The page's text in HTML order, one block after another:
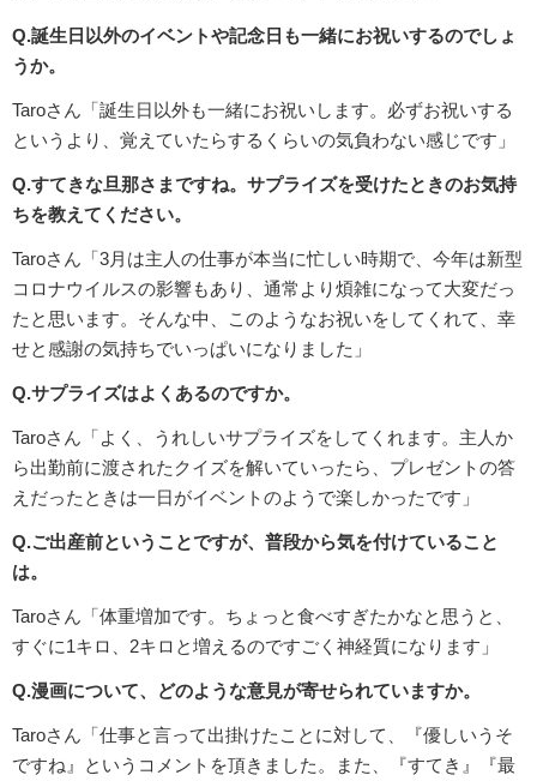
Q.誕生日以外のイベントや記念日も一緒にお祝いするのでしょ
うか。
Taroさん「誕生日以外も一緒にお祝いします。必ずお祝いする
というより、覚えていたらするくらいの気負わない感じです」
Q.すてきな旦那さまですね。サプライズを受けたときのお気持
ちを教えてください。
Taroさん「3月は主人の仕事が本当に忙しい時期で、今年は新型
コロナウイルスの影響もあり、通常より煩雑になって大変だっ
たと思います。そんな中、このようなお祝いをしてくれて、幸
せと感謝の気持ちでいっぱいになりました」
Q.サプライズはよくあるのですか。
Taroさん「よく、うれしいサプライズをしてくれます。主人か
ら出勤前に渡されたクイズを解いていったら、プレゼントの答
えだったときは一日がイベントのようで楽しかったです」
Q.ご出産前ということですが、普段から気を付けていること
は。
Taroさん「体重増加です。ちょっと食べすぎたかなと思うと、
すぐに1キロ、2キロと増えるのですごく神経質になります」
Q.漫画について、どのような意見が寄せられていますか。
Taroさん「仕事と言って出掛けたことに対して、『優しいうそ
ですね』というコメントを頂きました。また、『すてき』『最